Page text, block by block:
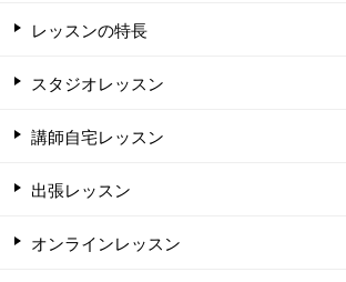
レッスンの特長
スタジオレッスン
講師自宅レッスン
出張レッスン
オンラインレッスン